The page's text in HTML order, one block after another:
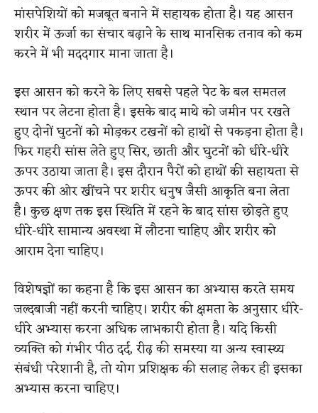
मांसपेशियों को मजबूत बनाने में सहायक होता है। यह आसन
शरीर में ऊर्जा का संचार बढ़ाने के साथ मानसिक तनाव को कम
करने में भी मददगार माना जाता है।
इस आसन को करने के लिए सबसे पहले पेट के बल समतल
स्थान पर लेटना होता है। इसके बाद माथे को जमीन पर रखते
हुए दोनों घुटनों को मोड़कर टखनों को हाथों से पकड़ना होता है।
फिर गहरी सांस लेते हुए सिर, छाती और घुटनों को धीरे-धीरे
ऊपर उठाया जाता है। इस दौरान पैरों को हाथों की सहायता से
ऊपर की ओर खींचने पर शरीर धनुष जैसी आकृति बना लेता
है। कुछ क्षण तक इस स्थिति में रहने के बाद सांस छोड़ते हुए
धीरे-धीरे सामान्य अवस्था में लौटना चाहिए और शरीर को
आराम देना चाहिए।
विशेषज्ञों का कहना है कि इस आसन का अभ्यास करते समय
जल्दबाजी नहीं करनी चाहिए। शरीर की क्षमता के अनुसार धीरे-
धीरे अभ्यास करना अधिक लाभकारी होता है। यदि किसी
व्यक्ति को गंभीर पीठ दर्द, रीढ़ की समस्या या अन्य स्वास्थ्य
संबंधी परेशानी है, तो योग प्रशिक्षक की सलाह लेकर ही इसका
अभ्यास करना चाहिए।